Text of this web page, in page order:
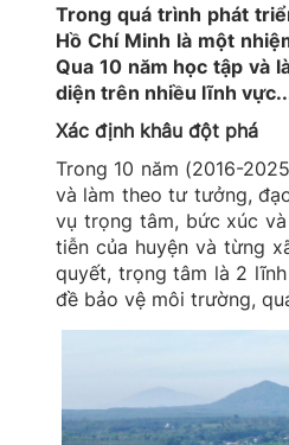
Trong quá trình phát
Hồ Chí Minh là một
Qua 10 năm học tập và
diện trên nhiều lĩnh
Xác định khâu đột phá
Trong 10 năm (2016-
và làm theo tư tưởng,
vụ trọng tâm, bức xúc
tiễn của huyện và từng
quyết, trọng tâm là 2
đề bảo vệ môi trường,